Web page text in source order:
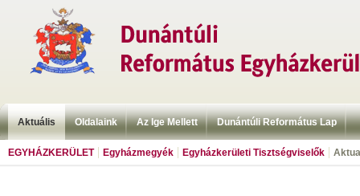
Aktuális Oldalaink Az Ige Mellett Dunántúli Református Lap
EGYHÁZKERÜLET Egyházmegyék Egyházkerületi Tisztségviselők